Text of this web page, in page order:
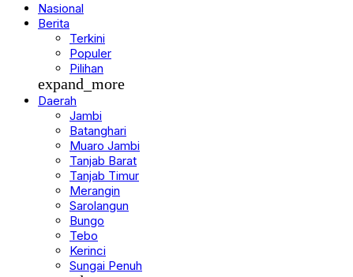
Nasional
Berita
Terkini
Populer
Pilihan
expand_more
Daerah
Jambi
Batanghari
Muaro Jambi
Tanjab Barat
Tanjab Timur
Merangin
Sarolangun
Bungo
Tebo
Kerinci
Sungai Penuh